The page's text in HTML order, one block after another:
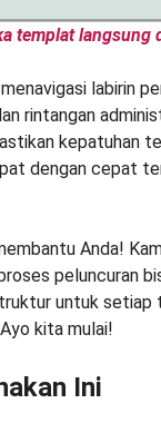
templat langsung
labirin
rintangan
kepatuhan
dengan cepat
Anda!
peluncuran
untuk setiap
kita mulai!
Ini